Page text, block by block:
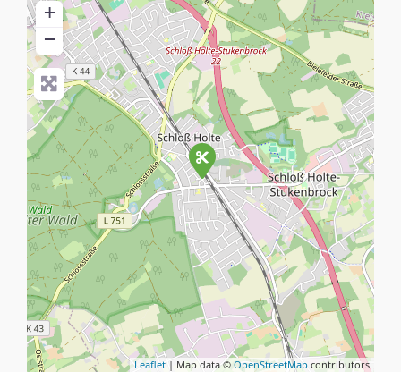
+
−
Leaflet | Map data © OpenStreetMap contributors